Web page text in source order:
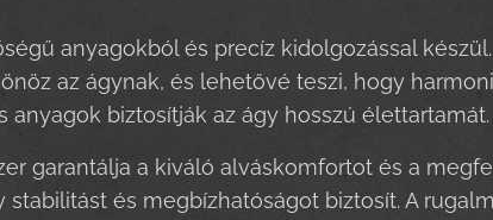
anyagokból és precíz kidolgozással
az ágynak, és lehetővé teszi, hogy
anyagok biztosítják az ágy hosszú élettartamát.
garantálja a kiváló alváskomfortot és a
stabilitást és megbízhatóságot biztosít. A